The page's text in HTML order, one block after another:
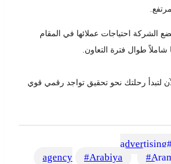
الشركة احتياجات عملائها في المقام
شاملاً طوال فترة التعاون.
لتبدأ رحلتك نحو تحقيق تواجد رقمي قوي
advertising
agency
#Arabiya #